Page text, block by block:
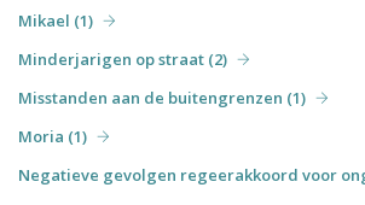
Mikael (1)
Minderjarigen op straat (2)
Misstanden aan de buitengrenzen (1)
Moria (1)
Negatieve gevolgen regeerakkoord voor